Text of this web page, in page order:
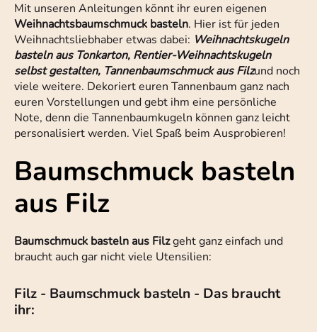
Mit unseren Anleitungen könnt ihr euren eigenen
Weihnachtsbaumschmuck basteln. Hier ist für jeden
Weihnachtsliebhaber etwas dabei: Weihnachtskugeln
basteln aus Tonkarton, Rentier-Weihnachtskugeln
selbst gestalten, Tannenbaumschmuck aus Filzund noch
viele weitere. Dekoriert euren Tannenbaum ganz nach
euren Vorstellungen und gebt ihm eine persönliche
Note, denn die Tannenbaumkugeln können ganz leicht
personalisiert werden. Viel Spaß beim Ausprobieren!
Baumschmuck basteln
aus Filz
Baumschmuck basteln aus Filzgeht ganz einfach und
braucht auch gar nicht viele Utensilien:
Filz - Baumschmuck basteln - Das braucht
ihr: